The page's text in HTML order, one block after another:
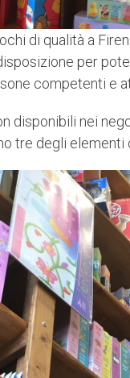
di qualità a
per
competenti e
disponibili nei
tre degli elementi